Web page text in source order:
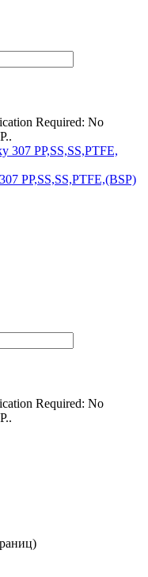
Required: No
PP,SS,SS,PTFE,(BSP)
Required: No